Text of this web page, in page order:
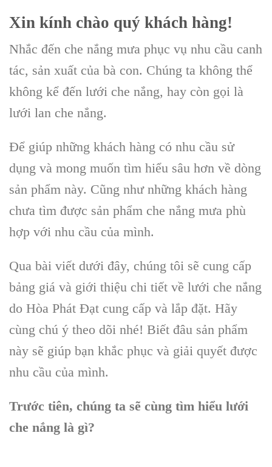
Xin kính chào quý khách hàng!
Nhắc đến che nắng mưa phục vụ nhu cầu canh
tác, sản xuất của bà con. Chúng ta không thể
không kể đến lưới che nắng, hay còn gọi là
lưới lan che nắng.
Để giúp những khách hàng có nhu cầu sử
dụng và mong muốn tìm hiểu sâu hơn về dòng
sản phẩm này. Cũng như những khách hàng
chưa tìm được sản phẩm che nắng mưa phù
hợp với nhu cầu của mình.
Qua bài viết dưới đây, chúng tôi sẽ cung cấp
bảng giá và giới thiệu chi tiết về lưới che nắng
do Hòa Phát Đạt cung cấp và lắp đặt. Hãy
cùng chú ý theo dõi nhé! Biết đâu sản phẩm
này sẽ giúp bạn khắc phục và giải quyết được
nhu cầu của mình.
Trước tiên, chúng ta sẽ cùng tìm hiểu lưới
che nắng là gì?